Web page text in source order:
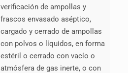
verificación de ampollas y
frascos envasado aséptico,
cargado y cerrado de ampollas
con polvos o líquidos, en forma
estéril o cerrado con vacío o
atmósfera de gas inerte, o con